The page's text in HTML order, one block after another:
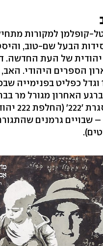
קופלמן למקורות
הבעל שם-טוב,
יהודית של העת החדשה.
הספרים היהודי.
כשהוא בן 13 וגדל כפליט
ברגע האחרון מגורל מר
הוחלפו
שבויים גרמנים